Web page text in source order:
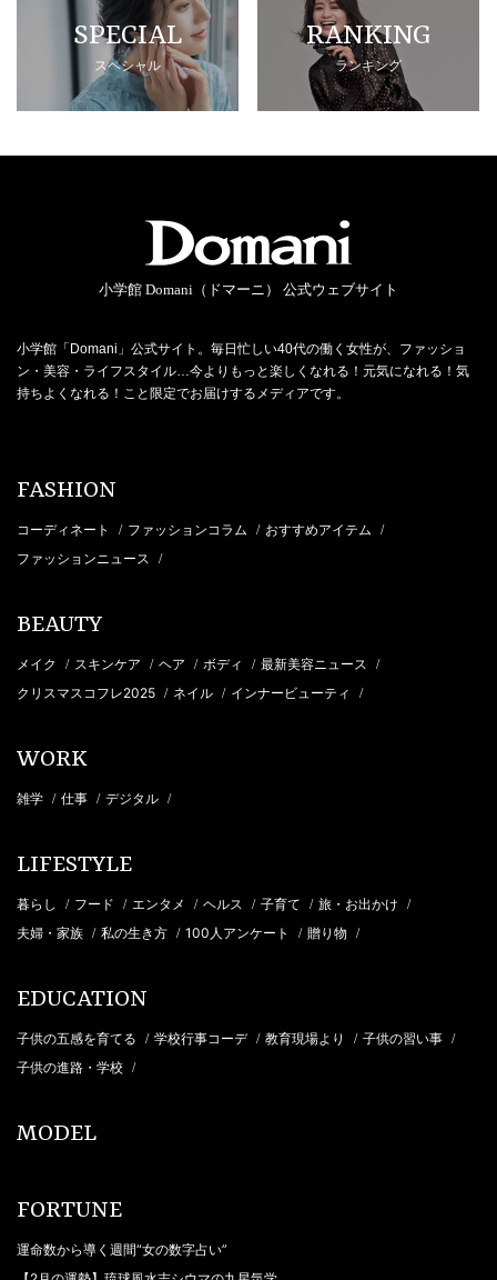
SPECIAL
スペシャル
RANKING
ランキング
小学館 Domani（ドマーニ） 公式ウェブサイト
小学館「Domani」公式サイト。毎日忙しい40代の働く女性が、ファッショ
ン・美容・ライフスタイル…今よりもっと楽しくなれる！元気になれる！気
持ちよくなれる！こと限定でお届けするメディアです。
FASHION
コーディネート / ファッションコラム / おすすめアイテム /
ファッションニュース /
BEAUTY
メイク / スキンケア / ヘア / ボディ / 最新美容ニュース /
クリスマスコフレ2025 / ネイル / インナービューティ /
WORK
雑学 / 仕事 / デジタル /
LIFESTYLE
暮らし / フード / エンタメ / ヘルス / 子育て / 旅・お出かけ /
夫婦・家族 / 私の生き方 / 100人アンケート / 贈り物 /
EDUCATION
子供の五感を育てる / 学校行事コーデ / 教育現場より / 子供の習い事 /
子供の進路・学校 /
MODEL
FORTUNE
運命数から導く週間“女の数字占い”